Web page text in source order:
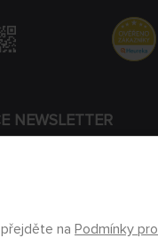
NEWSLETTER
na Podmínky pro